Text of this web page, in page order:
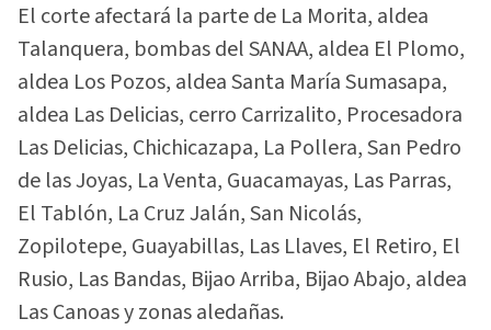
El corte afectará la parte de La Morita, aldea
Talanquera, bombas del SANAA, aldea El Plomo,
aldea Los Pozos, aldea Santa María Sumasapa,
aldea Las Delicias, cerro Carrizalito, Procesadora
Las Delicias, Chichicazapa, La Pollera, San Pedro
de las Joyas, La Venta, Guacamayas, Las Parras,
El Tablón, La Cruz Jalán, San Nicolás,
Zopilotepe, Guayabillas, Las Llaves, El Retiro, El
Rusio, Las Bandas, Bijao Arriba, Bijao Abajo, aldea
Las Canoas y zonas aledañas.